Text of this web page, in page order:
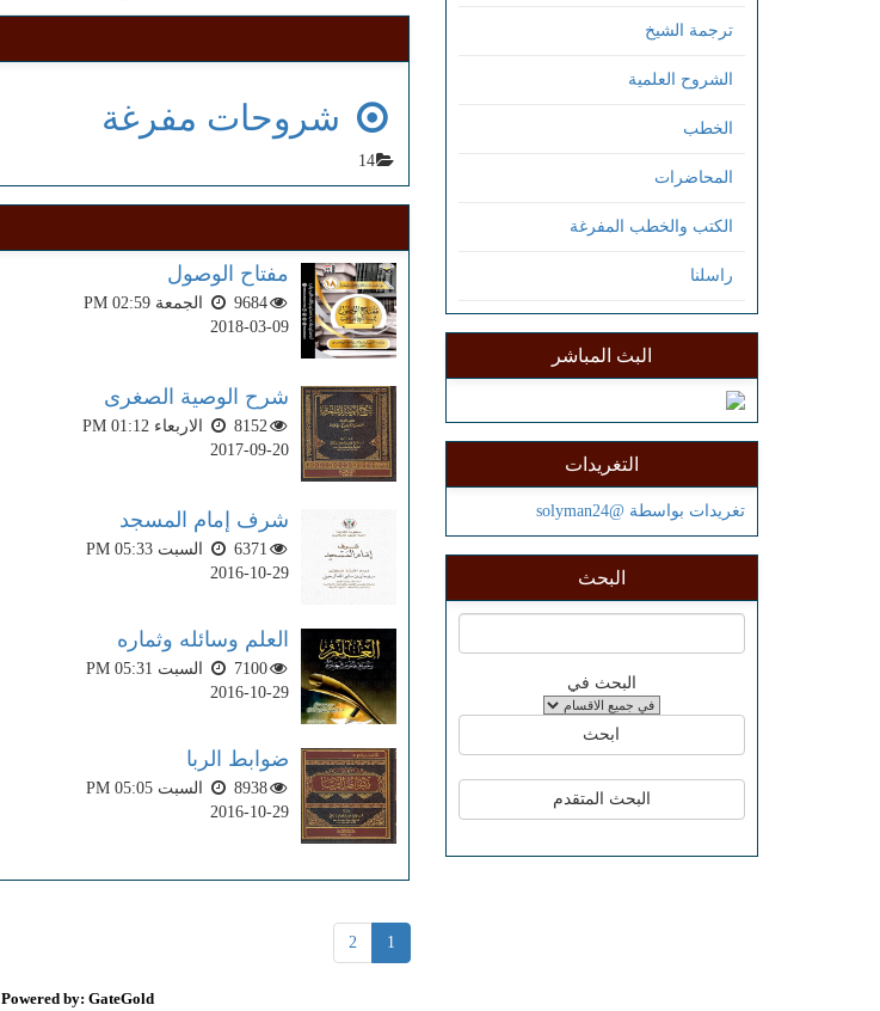
ترجمة الشيخ
الشروح العلمية
الخطب
المحاضرات
الكتب والخطب المفرغة
راسلنا
البث المباشر
التغريدات
تغريدات بواسطة @solyman24
البحث
البحث في
شروحات مفرغة
14
مفتاح الوصول
9684
الجمعة PM 02:59
2018-03-09
شرح الوصية الصغرى
8152
الاربعاء PM 01:12
2017-09-20
شرف إمام المسجد
6371
السبت PM 05:33
2016-10-29
العلم وسائله وثماره
7100
السبت PM 05:31
2016-10-29
ضوابط الربا
8938
السبت PM 05:05
2016-10-29
1
2
Powered by: GateGold